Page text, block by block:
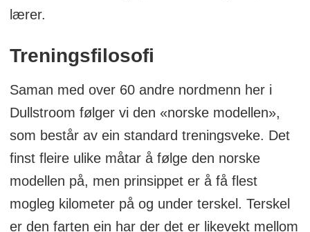
lærer.
Treningsfilosofi
Saman med over 60 andre nordmenn her i
Dullstroom følger vi den «norske modellen»,
som består av ein standard treningsveke. Det
finst fleire ulike måtar å følge den norske
modellen på, men prinsippet er å få flest
mogleg kilometer på og under terskel. Terskel
er den farten ein har der det er likevekt mellom